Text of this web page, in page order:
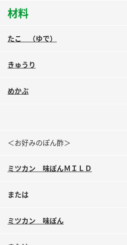
納豆の豆知識
ロングセラー商品 ＋ おすすめレシピ
ミツカン公式通販
材料
たこ （ゆで）
きゅうり
めかぶ
＜お好みのぽん酢＞
ミツカン 味ぽんＭＩＬＤ
または
ミツカン 味ぽん